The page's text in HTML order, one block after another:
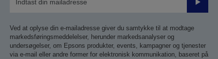
Send
Ved at oplyse din e-mailadresse giver du samtykke til at modtage
markedsføringsmeddelelser, herunder markedsanalyser og
undersøgelser, om Epsons produkter, events, kampagner og tjenester
via e-mail eller andre former for elektronisk kommunikation, baseret på